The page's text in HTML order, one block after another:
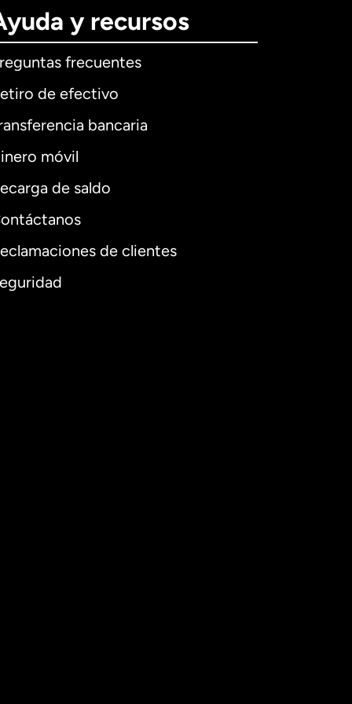
y recursos
frecuentes
de efectivo
bancaria
móvil
de saldo
de clientes